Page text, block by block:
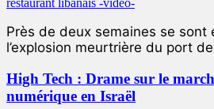
Près de deux semaines se sont
l’explosion meurtrière du port
High Tech : Drame sur le
numérique en Israël